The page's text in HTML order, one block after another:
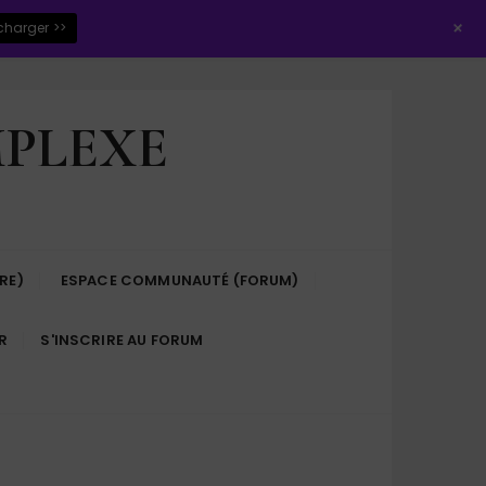
ESPACE COMMUNAUTÉ (FORUM)
S'INSCRIRE AU FORUM
>> +